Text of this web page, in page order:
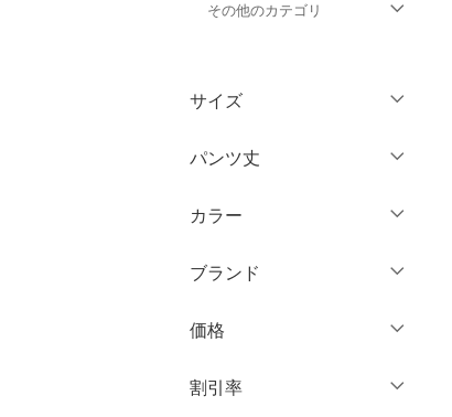
その他のカテゴリ
ワンピース・ドレス
スカート
オールインワン・オーバ
バッグ
シューズ・靴
サイズ
ウェア（S/M/L）
M
XL
パンツ丈
～ 3分丈
5分丈・ハーフ
10分丈
12分丈 ～
カラー
ブランド
価格
割引率